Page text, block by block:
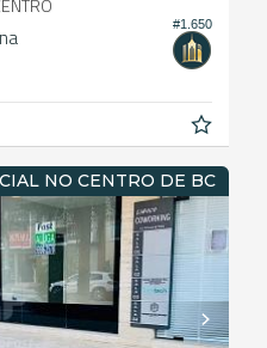
#1.650
NO CENTRO DE BC